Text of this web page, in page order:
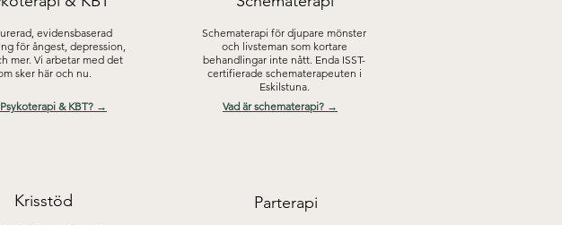
evidensbaserad
för ångest, depression,
mer. Vi arbetar med det
sker här och nu.
& KBT? →
Schematerapi för djupare mönster
och livsteman som kortare
behandlingar inte nått. Enda ISST-
certifierade schematerapeuten i
Eskilstuna.
Vad är schematerapi? →
Krisstöd Parterapi